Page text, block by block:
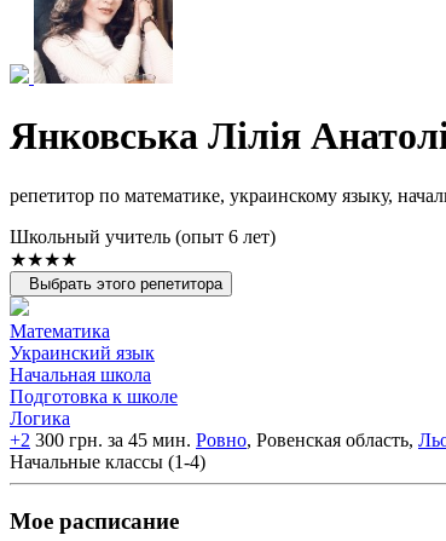
Янковська Лілія
репетитор по математике, украинскому языку,
Школьный учитель (опыт 6 лет)
★★★★
Выбрать этого репетитора
Математика
Украинский язык
Начальная школа
Подготовка к школе
Логика
+2 300 грн. за 45 мин. Ровно, Ровенская область,
Начальные классы (1-4)
Мое расписание